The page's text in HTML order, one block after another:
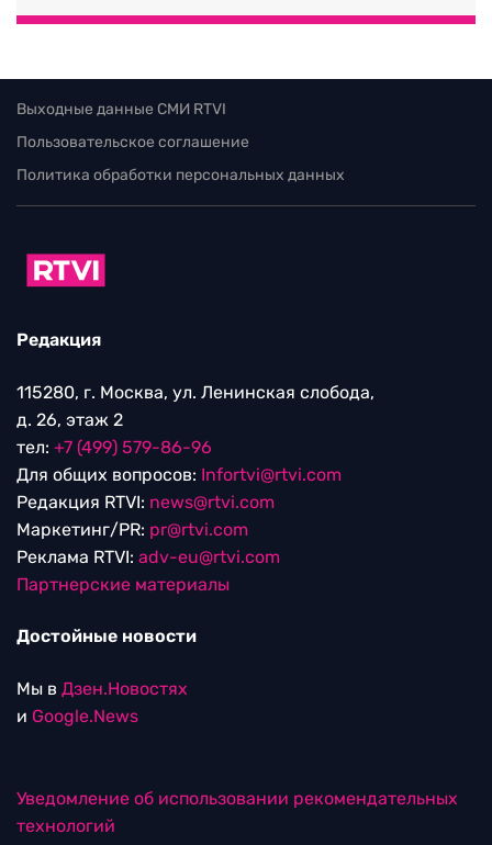
Выходные данные СМИ RTVI
Пользовательское соглашение
Политика обработки персональных данных
Редакция
115280, г. Москва, ул. Ленинская слобода,
д. 26, этаж 2
тел: +7 (499) 579-86-96
Для общих вопросов: Infortvi@rtvi.com
Редакция RTVI: news@rtvi.com
Маркетинг/PR: pr@rtvi.com
Реклама RTVI: adv-eu@rtvi.com
Партнерские материалы
Достойные новости
Мы в Дзен.Новостях
и Google.News
Уведомление об использовании рекомендательных
технологий